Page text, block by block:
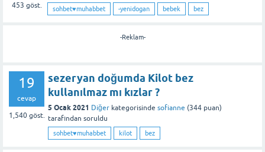
453 göst. sohbet♥️muhabbet -yenidogan bebek bez
-Reklam-
19
cevap
1,540 göst.
sezeryan doğumda Kilot bez
kullanılmaz mı kızlar ?
5 Ocak 2021 Diğer kategorisinde sofianne (344 puan)
tarafından soruldu
sohbet♥️muhabbet kilot bez